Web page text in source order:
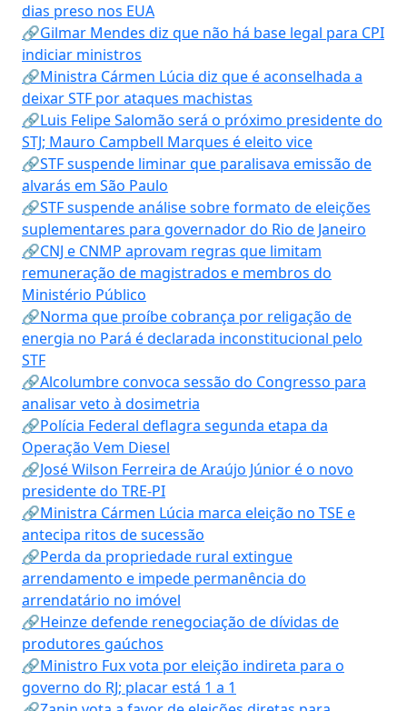
dias preso nos EUA
🔗Gilmar Mendes diz que não há base legal para CPI
indiciar ministros
🔗Ministra Cármen Lúcia diz que é aconselhada a
deixar STF por ataques machistas
🔗Luis Felipe Salomão será o próximo presidente do
STJ; Mauro Campbell Marques é eleito vice
🔗STF suspende liminar que paralisava emissão de
alvarás em São Paulo
🔗STF suspende análise sobre formato de eleições
suplementares para governador do Rio de Janeiro
🔗CNJ e CNMP aprovam regras que limitam
remuneração de magistrados e membros do
Ministério Público
🔗Norma que proíbe cobrança por religação de
energia no Pará é declarada inconstitucional pelo
STF
🔗Alcolumbre convoca sessão do Congresso para
analisar veto à dosimetria
🔗Polícia Federal deflagra segunda etapa da
Operação Vem Diesel
🔗José Wilson Ferreira de Araújo Júnior é o novo
presidente do TRE-PI
🔗Ministra Cármen Lúcia marca eleição no TSE e
antecipa ritos de sucessão
🔗Perda da propriedade rural extingue
arrendamento e impede permanência do
arrendatário no imóvel
🔗Heinze defende renegociação de dívidas de
produtores gaúchos
🔗Ministro Fux vota por eleição indireta para o
governo do RJ; placar está 1 a 1